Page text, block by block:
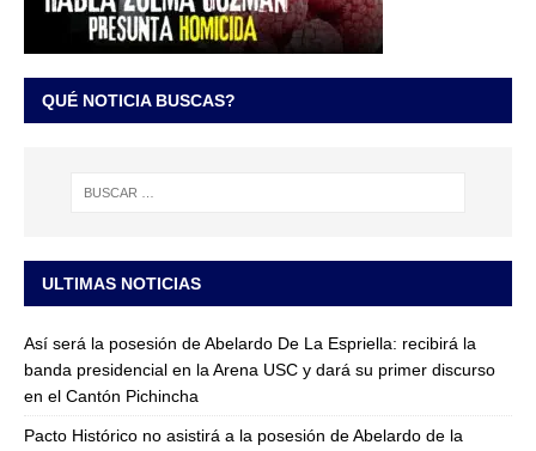
QUÉ NOTICIA BUSCAS?
ULTIMAS NOTICIAS
Así será la posesión de Abelardo De La Espriella: recibirá la
banda presidencial en la Arena USC y dará su primer discurso
en el Cantón Pichincha
Pacto Histórico no asistirá a la posesión de Abelardo de la